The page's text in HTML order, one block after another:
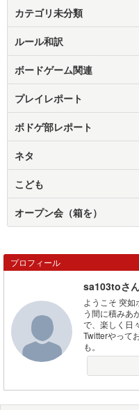
カテゴリ未分類
ルール和訳
ボードゲーム関連
プレイレポート
ボドゲ部レポート
ネタ
こども
オープン会（箱を）
プロフィール
sa103toさ
ようこそ 突
う間に積みあ
で、楽しく日
Twitterやって
も。